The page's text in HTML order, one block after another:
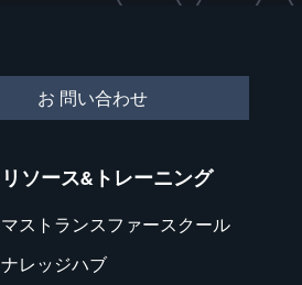
お 問い合わせ
リソース&トレーニング
マストランスファースクール
ナレッジハブ